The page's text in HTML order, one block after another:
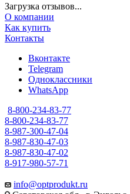
Загрузка отзывов...
О компании
Как купить
Контакты
Вконтакте
Telegram
Одноклассники
WhatsApp
8-800-234-83-77
8-800-234-83-77
8-987-300-47-04
8-987-830-47-03
8-987-830-47-02
8-917-980-57-71
info@optprodukt.ru